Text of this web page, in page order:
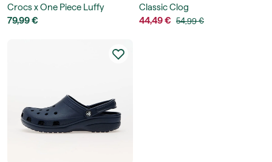
Crocs x One Piece Luffy
Classic Clog
79,99 €
Classic Clog
44,49 € 54,99 €